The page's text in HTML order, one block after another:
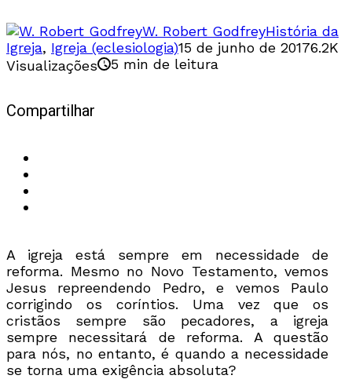
W. Robert GodfreyHistória da
Igreja, Igreja (eclesiologia)15 de junho de 20176.2K
Visualizações
5 min de leitura
Compartilhar
A igreja está sempre em necessidade de
reforma. Mesmo no Novo Testamento, vemos
Jesus repreendendo Pedro, e vemos Paulo
corrigindo os coríntios. Uma vez que os
cristãos sempre são pecadores, a igreja
sempre necessitará de reforma. A questão
para nós, no entanto, é quando a necessidade
se torna uma exigência absoluta?